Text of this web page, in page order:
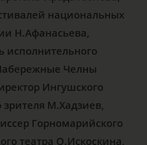
национальных
Н.Афанасьева,
исполнительного
Челны
Ингушского
зрителя М.Хадзиев,
Горномарийского
театра О.Искоскина,